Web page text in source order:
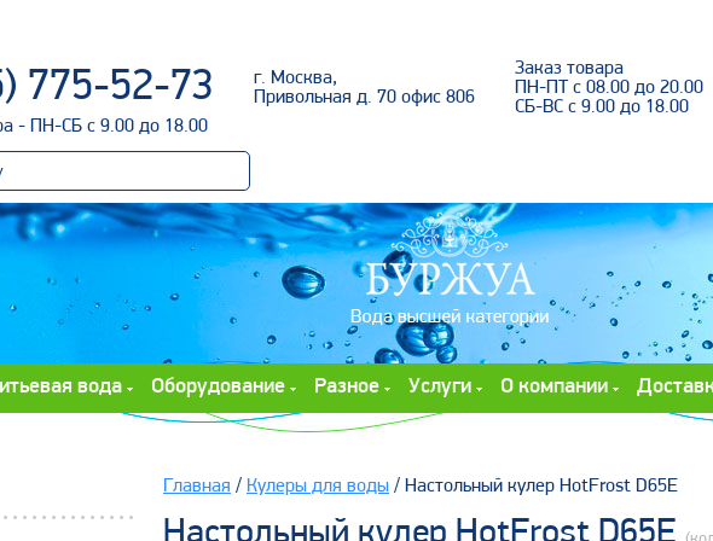
775-52-73
г. Москва,
Привольная д. 70 офис 806
Заказ товара
ПН-ПТ с 08.00 до 20.00
СБ-ВС с 9.00 до 18.00
- ПН-СБ с 9.00 до 18.00
вода Оборудование Разное Услуги О компании
Главная / Кулеры для воды / Настольный кулер HotFrost D65E